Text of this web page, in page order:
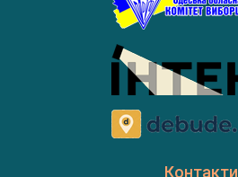
Контакти